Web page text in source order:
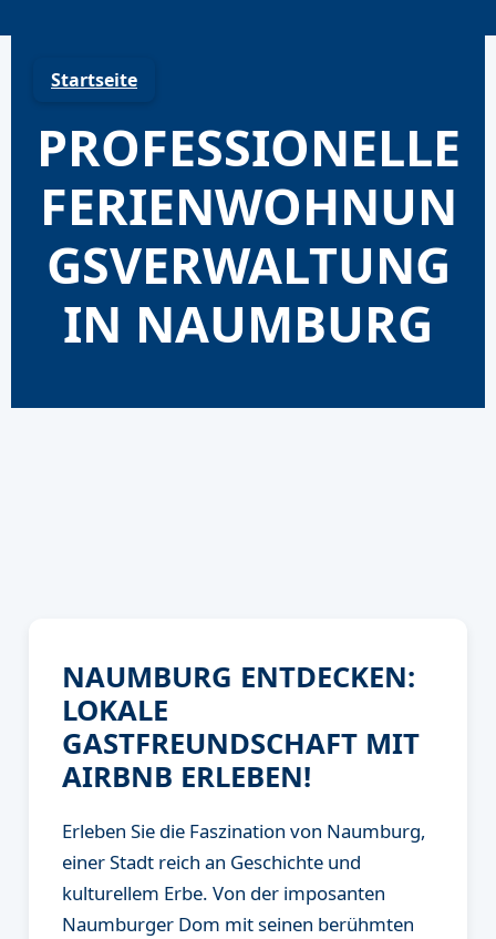
to
Startseite
PROFESSIONELLE
FERIENWOHNUN
GSVERWALTUNG
IN NAUMBURG
NAUMBURG ENTDECKEN:
LOKALE
GASTFREUNDSCHAFT MIT
AIRBNB ERLEBEN!
Erleben Sie die Faszination von Naumburg,
einer Stadt reich an Geschichte und
kulturellem Erbe. Von der imposanten
Naumburger Dom mit seinen berühmten